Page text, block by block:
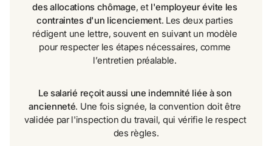
des allocations chômage, et l'employeur évite les
contraintes d'un licenciement. Les deux parties
rédigent une lettre, souvent en suivant un modèle
pour respecter les étapes nécessaires, comme
l’entretien préalable.
Le salarié reçoit aussi une indemnité liée à son
ancienneté. Une fois signée, la convention doit être
validée par l'inspection du travail, qui vérifie le respect
des règles.